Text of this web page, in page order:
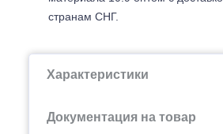
странам СНГ.
Характеристики
Документация на товар